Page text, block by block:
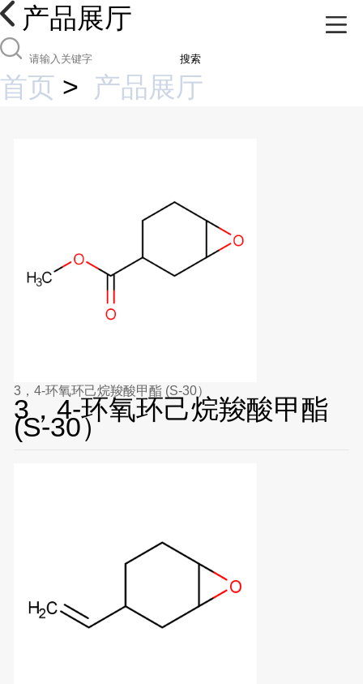
产品展厅
搜索
首页 > 产品展厅
3，4-环氧环己烷羧酸甲酯 (S-30）
3，4-环氧环己烷羧酸甲酯
(S-30）